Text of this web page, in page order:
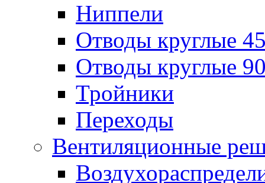
Ниппели
Отводы круглые
Отводы круглые
Тройники
Переходы
Вентиляционные